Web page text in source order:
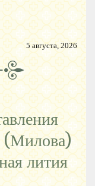
5 августа, 2026
(Милова)
лития